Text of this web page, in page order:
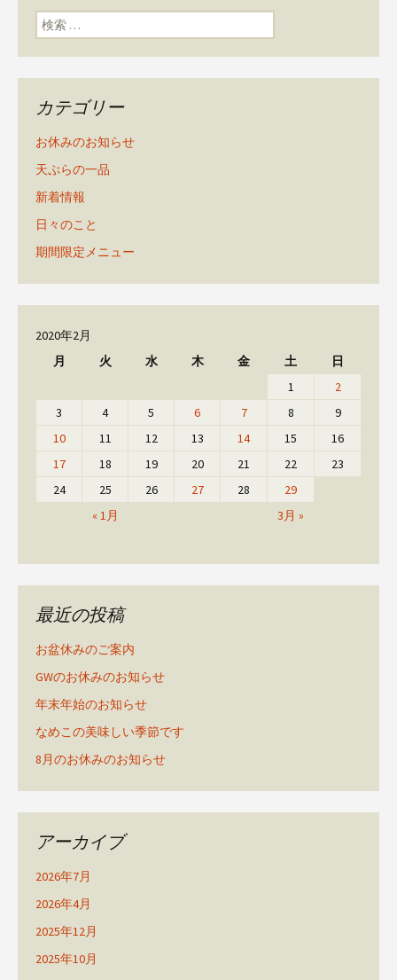
検索:
カテゴリー
お休みのお知らせ
天ぷらの一品
新着情報
日々のこと
期間限定メニュー
2020年2月
月
火 水 木 金 土 日
« 1月 3月 »
1
2
3
4 5 6 7 8
9
10
11 12 13 14 15
16
17
18 19 20 21 22
23
24
25 26 27 28 29
最近の投稿
お盆休みのご案内
GWのお休みのお知らせ
年末年始のお知らせ
なめこの美味しい季節です
8月のお休みのお知らせ
アーカイブ
2026年7月
2026年4月
2025年12月
2025年10月